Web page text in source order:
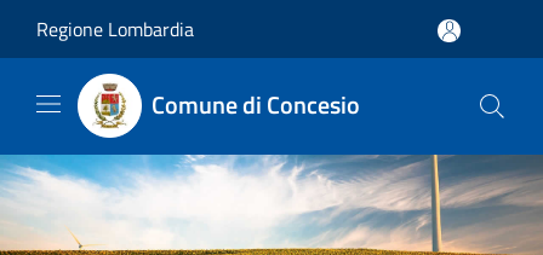
Regione Lombardia
Comune di Concesio